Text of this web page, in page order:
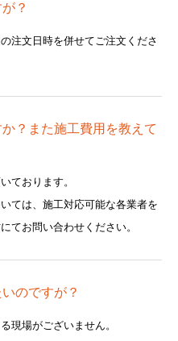
？
注文日時を併せてご注文くださ
？また施工費用を教えて
ております。
ては、施工対応可能な各業者を
てお問い合わせください。
のですが？
現場がございません。